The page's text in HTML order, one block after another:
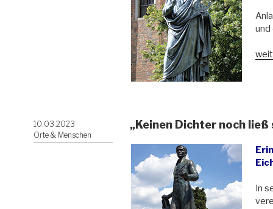
und
Veröffentlicht
am
10.03.2023
Orte & Menschen
„Keinen Dichter noch ließ
In